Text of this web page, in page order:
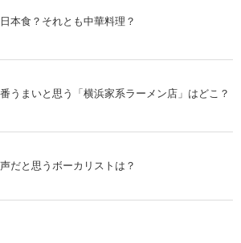
本食？それとも中華料理？
うまいと思う「横浜家系ラーメン店」はどこ？
だと思うボーカリストは？